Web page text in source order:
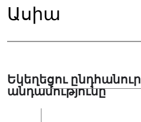
Ասիա
Եկեղեցու ընդհանուր
անդամությունը